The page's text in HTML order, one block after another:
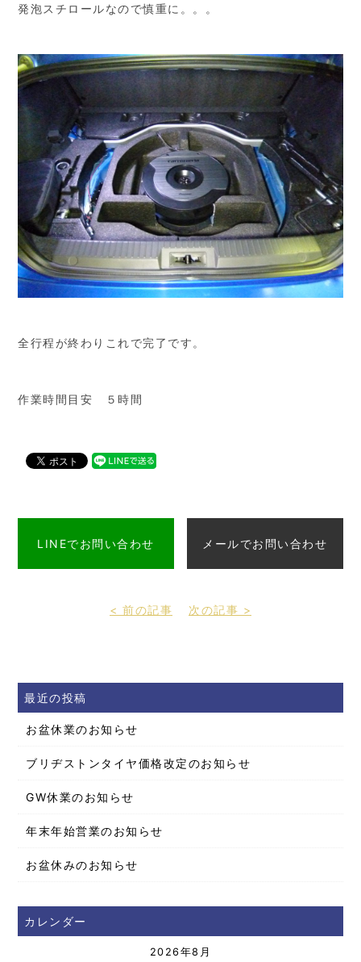
発泡スチロールなので慎重に。。。
全行程が終わりこれで完了です。
作業時間目安 ５時間
LINEでお問い合わせ メールでお問い合わせ
< 前の記事 次の記事 >
最近の投稿
お盆休業のお知らせ
ブリヂストンタイヤ価格改定のお知らせ
GW休業のお知らせ
年末年始営業のお知らせ
お盆休みのお知らせ
カレンダー
2026年8月